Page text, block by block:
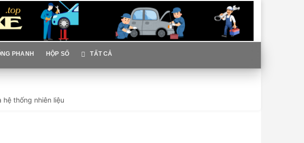
PHANH HỘP SỐ TẤT CẢ
thống nhiên liệu